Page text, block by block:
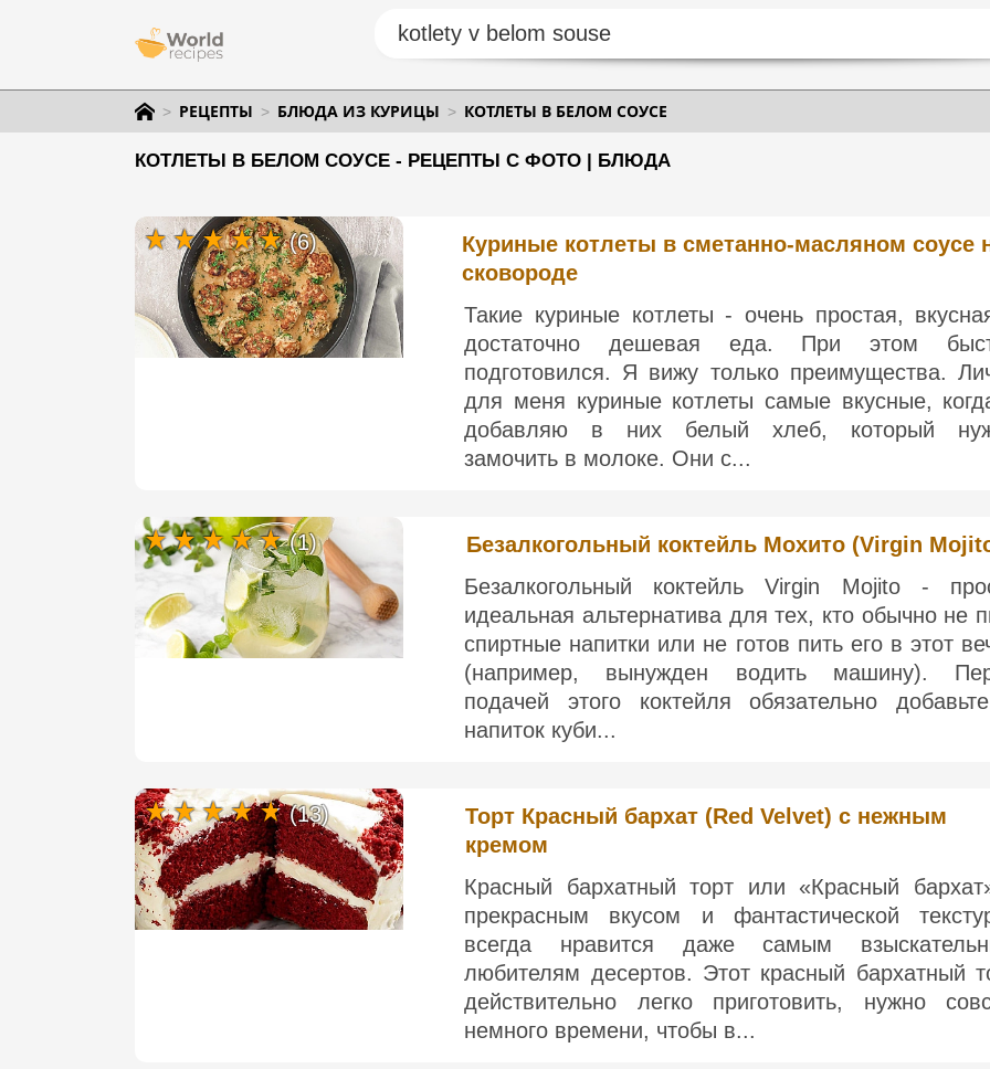
РЕЦЕПТЫ БЛЮДА ИЗ КУРИЦЫ КОТЛЕТЫ В БЕЛОМ СОУСЕ
КОТЛЕТЫ В БЕЛОМ СОУСЕ - РЕЦЕПТЫ С ФОТО | БЛЮДА
Куриные котлеты в сметанно-масляном соусе
сковороде
Такие куриные котлеты - очень простая,
достаточно дешевая еда. При этом
подготовился. Я вижу только преимущества.
для меня куриные котлеты самые вкусные,
добавляю в них белый хлеб, который
замочить в молоке. Они с...
(6)
Безалкогольный коктейль Мохито (Virgin
Безалкогольный коктейль Virgin Mojito -
идеальная альтернатива для тех, кто обычно не
спиртные напитки или не готов пить его в этот
(например, вынужден водить машину).
подачей этого коктейля обязательно
напиток куби...
(1)
Торт Красный бархат (Red Velvet) с нежным
кремом
Красный бархатный торт или «Красный
прекрасным вкусом и фантастической
всегда нравится даже самым
любителям десертов. Этот красный бархатный
действительно легко приготовить, нужно
немного времени, чтобы в...
(13)